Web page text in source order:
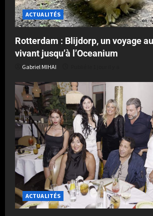
ACTUALITÉS
Rotterdam : Blijdorp, un voyage
vivant jusqu’à l’Oceanium
Gabriel MIHAI
ACTUALITÉS